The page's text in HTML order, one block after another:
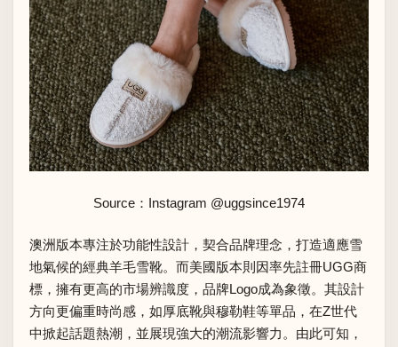
Source：Instagram @uggsince1974
澳洲版本專注於功能性設計，契合品牌理念，打造適應雪
地氣候的經典羊毛雪靴。而美國版本則因率先註冊UGG商
標，擁有更高的市場辨識度，品牌Logo成為象徵。其設計
方向更偏重時尚感，如厚底靴與穆勒鞋等單品，在Z世代
中掀起話題熱潮，並展現強大的潮流影響力。由此可知，